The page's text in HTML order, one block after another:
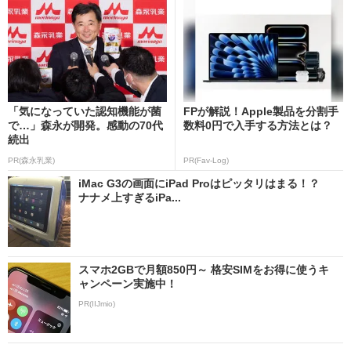
「気になっていた認知機能が菌
で…」森永が開発。感動の70代
続出
PR(森永乳業)
FPが解説！Apple製品を分割手
数料0円で入手する方法とは？
PR(Fav-Log)
iMac G3の画面にiPad Proはピッタリはまる！？
ナナメ上すぎるiPa...
スマホ2GBで月額850円～ 格安SIMをお得に使うキ
ャンペーン実施中！
PR(IIJmio)